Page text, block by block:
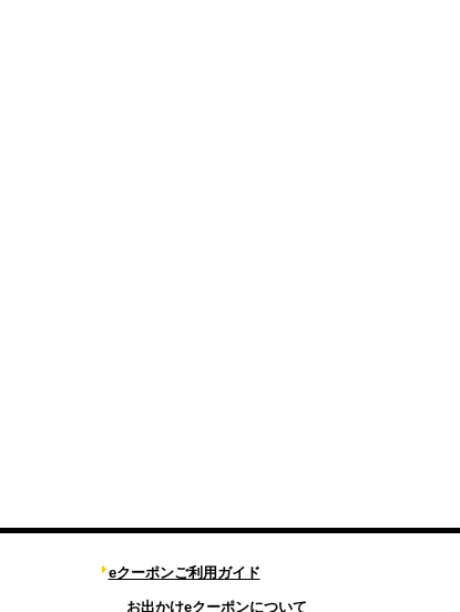
eクーポンご利用ガイド
お出かけeクーポンについて